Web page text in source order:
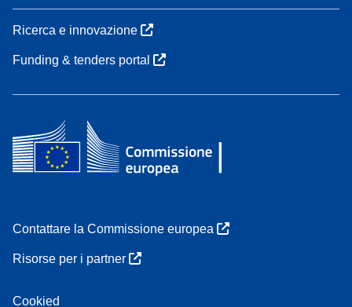
Ricerca e innovazione
Funding & tenders portal
Contattare la Commissione europea
Risorse per i partner
Cookied